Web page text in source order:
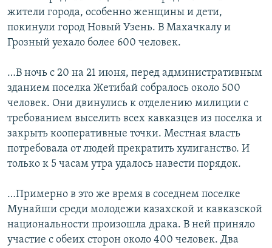
жители города, особенно женщины и дети,
покинули город Новый Узень. В Махачкалу и
Грозный уехало более 600 человек.
…В ночь с 20 на 21 июня, перед административным
зданием поселка Жетибай собралось около 500
человек. Они двинулись к отделению милиции с
требованием выселить всех кавказцев из поселка и
закрыть кооперативные точки. Местная власть
потребовала от людей прекратить хулиганство. И
только к 5 часам утра удалось навести порядок.
…Примерно в это же время в соседнем поселке
Мунайши среди молодежи казахской и кавказской
национальности произошла драка. В ней приняло
участие с обеих сторон около 400 человек. Два